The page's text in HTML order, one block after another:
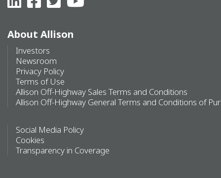
About Allison
Investors
Newsroom
Privacy Policy
Terms of Use
Allison Off-Highway Sales Terms and Conditions
Allison Off-Highway General Terms and Conditions of
Social Media Policy
Cookies
Transparency in Coverage